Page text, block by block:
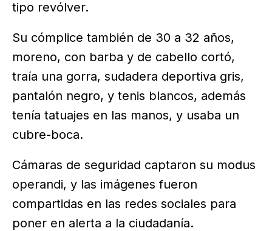
tipo revólver.
Su cómplice también de 30 a 32 años,
moreno, con barba y de cabello cortó,
traía una gorra, sudadera deportiva gris,
pantalón negro, y tenis blancos, además
tenía tatuajes en las manos, y usaba un
cubre-boca.
Cámaras de seguridad captaron su modus
operandi, y las imágenes fueron
compartidas en las redes sociales para
poner en alerta a la ciudadanía.